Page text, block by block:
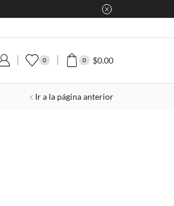
0 0 $0.00
Ir a la página anterior